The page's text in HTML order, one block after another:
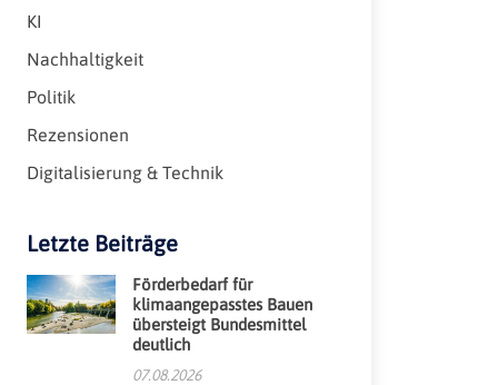
KI
Nachhaltigkeit
Politik
Rezensionen
Digitalisierung & Technik
Letzte Beiträge
Förderbedarf für
klimaangepasstes Bauen
übersteigt Bundesmittel
deutlich
07.08.2026